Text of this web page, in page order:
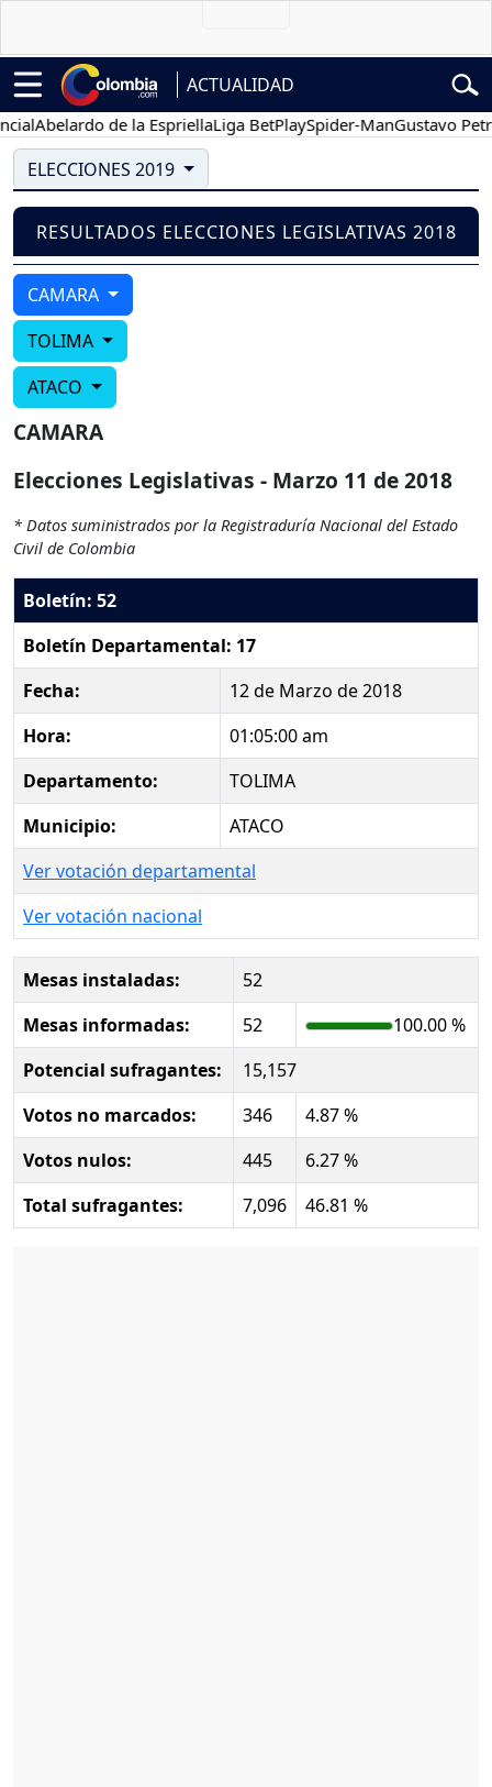
ACTUALIDAD
Abelardo de la EspriellaLiga BetPlaySpider-ManGustavo Petro
ELECCIONES 2019
RESULTADOS ELECCIONES LEGISLATIVAS 2018
CAMARA
TOLIMA
ATACO
CAMARA
Elecciones Legislativas - Marzo 11 de 2018
* Datos suministrados por la Registraduría Nacional del Estado
Civil de Colombia
Boletín: 52
Boletín Departamental: 17
Fecha:
12 de Marzo de 2018
Hora:
01:05:00 am
Departamento:
TOLIMA
Municipio:
ATACO
Ver votación departamental
Ver votación nacional
Mesas instaladas:
52
Mesas informadas:
52
100.00 %
Potencial sufragantes:
15,157
Votos no marcados:
346
4.87 %
Votos nulos:
445
6.27 %
Total sufragantes:
7,096 46.81 %